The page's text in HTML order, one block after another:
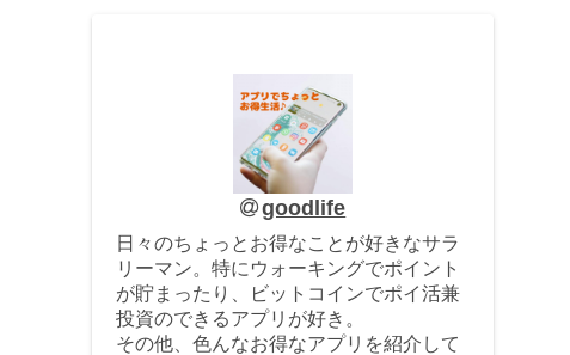
goodlife
日々のちょっとお得なことが好きなサラ
リーマン。特にウォーキングでポイント
が貯まったり、ビットコインでポイ活兼
投資のできるアプリが好き。
その他、色んなお得なアプリを紹介して